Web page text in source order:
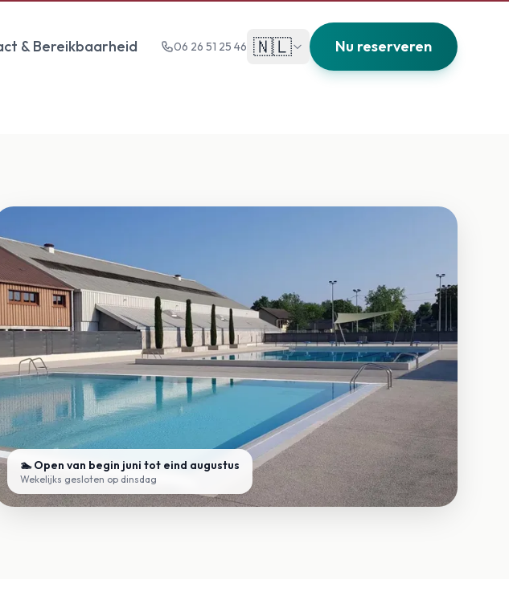
& Bereikbaarheid 06 26 51 25 46 🇳🇱 Nu reserveren
🏊 Open van begin juni tot eind augustus
Wekelijks gesloten op dinsdag